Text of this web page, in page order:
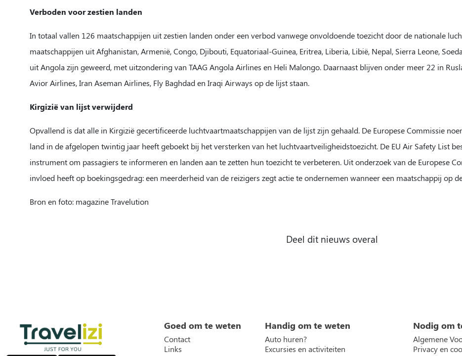
Verboden voor zestien landen
In totaal vallen 126 maatschappijen uit zestien landen onder een verbod vanwege onvoldoende toezicht door de nationale
maatschappijen uit Afghanistan, Armenië, Congo, Djibouti, Equatoriaal-Guinea, Eritrea, Liberia, Libië, Nepal, Sierra Leone,
uit Angola zijn geweerd, met uitzondering van TAAG Angola Airlines en Heli Malongo. Daarnaast blijven onder meer 22 in
Avior Airlines, Iran Aseman Airlines, Fly Baghdad en Iraqi Airways op de lijst staan.
Kirgizië van lijst verwijderd
Opvallend is dat alle in Kirgizië gecertificeerde luchtvaartmaatschappijen van de lijst zijn gehaald. De Europese Commissie
land in de afgelopen twintig jaar heeft geboekt bij het versterken van het luchtvaartveiligheidstoezicht. De EU Air Safety List
instrument om passagiers te informeren en landen aan te zetten hun toezicht te verbeteren. Uit onderzoek van de Europese
invloed heeft op boekingsgedrag: een meerderheid van de reizigers zegt actie te ondernemen wanneer een maatschappij op
Bron en foto: magazine Travelution
Deel dit nieuws overal
Goed om te weten
Contact
Links
Handig om te weten
Auto huren?
Excursies en activiteiten
Nodig om
Algemene
Privacy en